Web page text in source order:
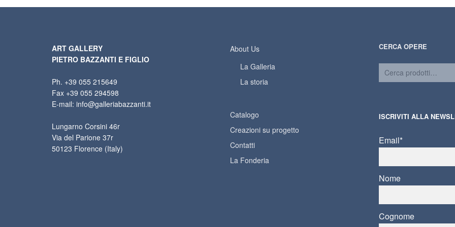
ART GALLERY
PIETRO BAZZANTI E FIGLIO
Ph. +39 055 215649
Fax +39 055 294598
E-mail: info@galleriabazzanti.it
Lungarno Corsini 46r
Via del Parione 37r
50123 Florence (Italy)
About Us
La Galleria
La storia
Catalogo
Creazioni su progetto
Contatti
La Fonderia
CERCA OPERE
ISCRIVITI ALLA
Email*
Nome
Cognome